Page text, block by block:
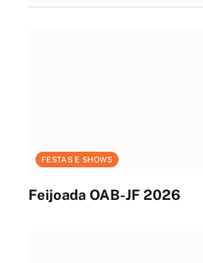
FESTAS E SHOWS
Feijoada OAB-JF 2026